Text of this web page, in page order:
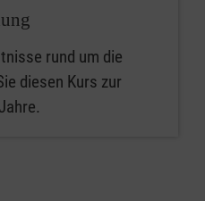
rund um die
diesen Kurs zur